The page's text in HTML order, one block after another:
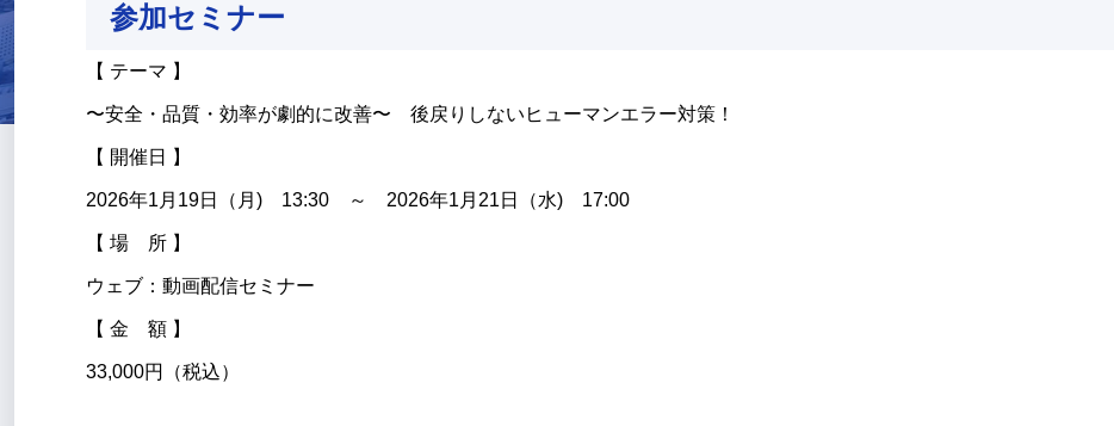
参加セミナー
【 テーマ 】
〜安全・品質・効率が劇的に改善〜 後戻りしないヒューマンエラー対策！
【 開催日 】
2026年1月19日（月) 13:30 ～ 2026年1月21日（水) 17:00
【 場 所 】
ウェブ：動画配信セミナー
【 金 額 】
33,000円（税込）